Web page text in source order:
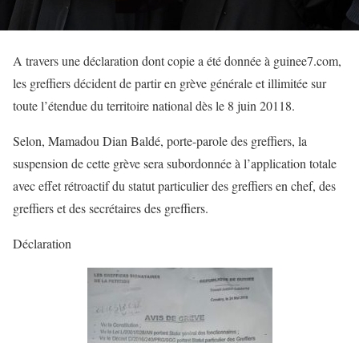
A travers une déclaration dont copie a été donnée à guinee7.com,
les greffiers décident de partir en grève générale et illimitée sur
toute l’étendue du territoire national dès le 8 juin 20118.
Selon, Mamadou Dian Baldé, porte-parole des greffiers, la
suspension de cette grève sera subordonnée à l’application totale
avec effet rétroactif du statut particulier des greffiers en chef, des
greffiers et des secrétaires des greffiers.
Déclaration